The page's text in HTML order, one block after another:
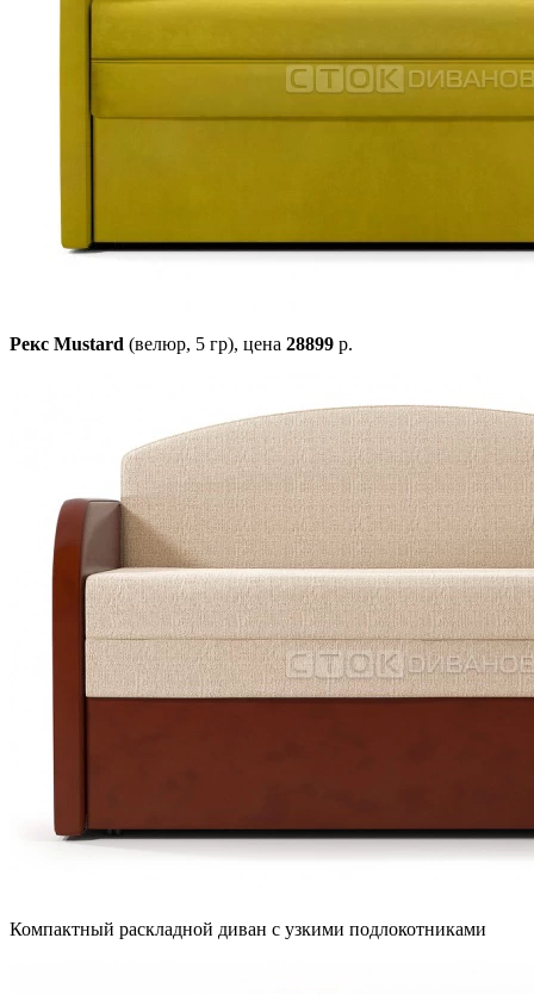
Рекс Mustard (велюр, 5 гр), цена 28899 р.
Компактный раскладной диван с узкими подлокотниками